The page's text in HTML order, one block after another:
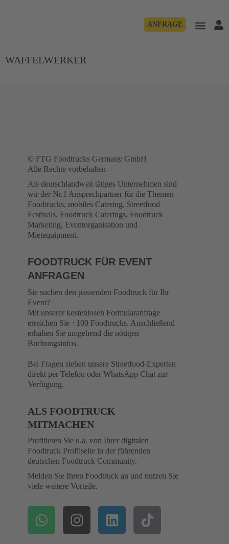
ANFRAGE
WAFFELWERKER
© FTG Foodtrucks Germany GmbH
Alle Rechte vorbehalten
Als deutschlandweit tätiges Unternehmen sind
wir der Nr.1 Ansprechpartner für die Themen
Foodtrucks, mobiles Catering, Streetfood
Festivals, Foodtruck Caterings, Foodtruck
Marketing, Eventorganisation und
Mietequipment.
FOODTRUCK FÜR EVENT
ANFRAGEN
Sie suchen den passenden Foodtruck für Ihr
Event?
Mit unserer kostenlosen Formularanfrage
erreichen Sie +100 Foodtrucks. Anschließend
erhalten Sie umgehend die nötigen
Buchungsinfos.
Bei Fragen stehen unsere Streetfood-Experten
direkt per Telefon oder WhatsApp Chat zur
Verfügung.
ALS FOODTRUCK
MITMACHEN
Profitieren Sie u.a. von Ihrer digitalen
Foodtruck Profilseite in der führenden
deutschen Foodtruck Community.
Melden Sie Ihren Foodtruck an und nutzen Sie
viele weitere Vorteile.